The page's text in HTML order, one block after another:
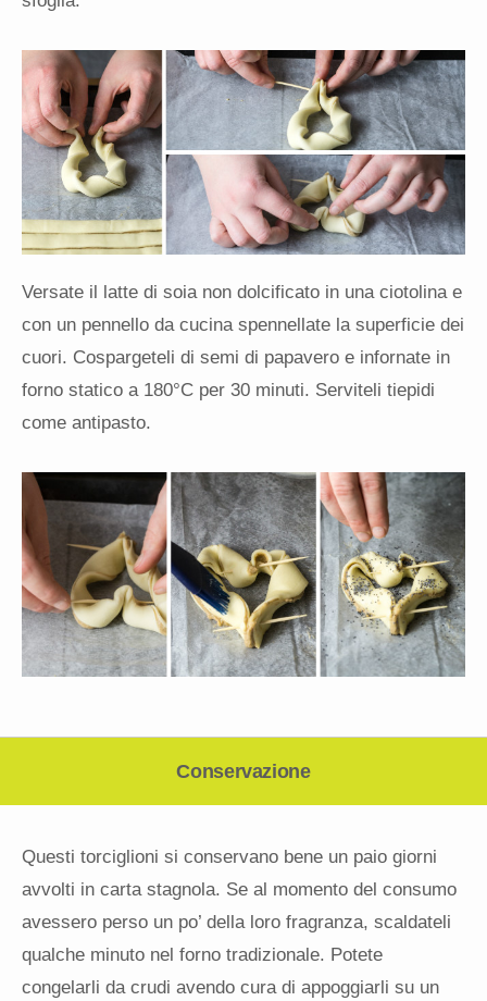
Versate il latte di soia non dolcificato in una ciotolina e
con un pennello da cucina spennellate la superficie dei
cuori. Cospargeteli di semi di papavero e infornate in
forno statico a 180°C per 30 minuti. Serviteli tiepidi
come antipasto.
Conservazione
Questi torciglioni si conservano bene un paio giorni
avvolti in carta stagnola. Se al momento del consumo
avessero perso un po’ della loro fragranza, scaldateli
qualche minuto nel forno tradizionale. Potete
congelarli da crudi avendo cura di appoggiarli su un